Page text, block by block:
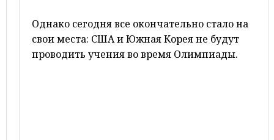
Однако сегодня все окончательно стало на
свои места: США и Южная Корея не будут
проводить учения во время Олимпиады.